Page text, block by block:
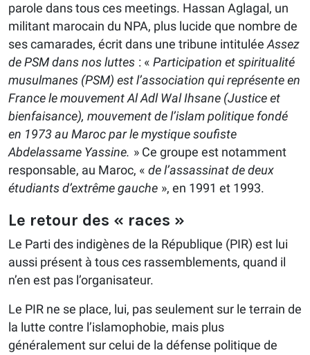
parole dans tous ces meetings. Hassan Aglagal, un
militant marocain du NPA, plus lucide que nombre de
ses camarades, écrit dans une tribune intituléeAssez
de PSM dans nos luttes : « Participation et spiritualité
musulmanes (PSM) est l’association qui représente en
France le mouvement Al Adl Wal Ihsane (Justice et
bienfaisance), mouvement de l’islam politique fondé
en 1973 au Maroc par le mystique soufiste
Abdelassame Yassine. » Ce groupe est notamment
responsable, au Maroc, « de l’assassinat de deux
étudiants d’extrême gauche », en 1991 et 1993.
Le retour des « races »
Le Parti des indigènes de la République (PIR) est lui
aussi présent à tous ces rassemblements, quand il
n’en est pas l’organisateur.
Le PIR ne se place, lui, pas seulement sur le terrain de
la lutte contre l’islamophobie, mais plus
généralement sur celui de la défense politique de